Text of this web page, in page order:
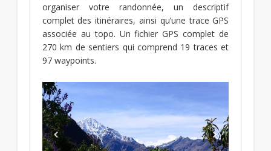
organiser votre randonnée, un descriptif
complet des itinéraires, ainsi qu’une trace GPS
associée au topo. Un fichier GPS complet de
270 km de sentiers qui comprend 19 traces et
97 waypoints.